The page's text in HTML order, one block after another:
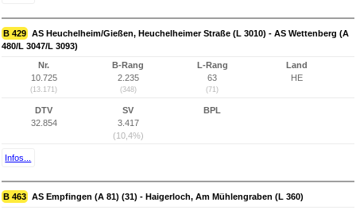
B 429 AS Heuchelheim/Gießen, Heuchelheimer Straße (L 3010) - AS Wettenberg (A
480/L 3047/L 3093)
Nr.
10.725
(13.171)
B-Rang
2.235
(348)
L-Rang
63
(71)
Land
HE
DTV
32.854
SV
3.417
(10,4%)
BPL
Infos...
B 463 AS Empfingen (A 81) (31) - Haigerloch, Am Mühlengraben (L 360)